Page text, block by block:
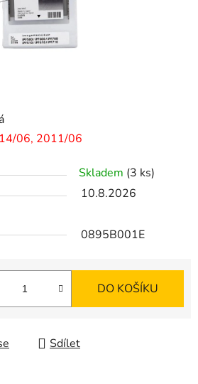
06, 2011/06
Skladem (3 ks)
10.8.2026
0895B001E
DO KOŠÍKU
Sdílet